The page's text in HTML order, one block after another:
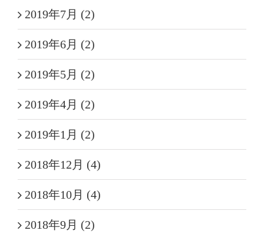
2019年7月 (2)
2019年6月 (2)
2019年5月 (2)
2019年4月 (2)
2019年1月 (2)
2018年12月 (4)
2018年10月 (4)
2018年9月 (2)